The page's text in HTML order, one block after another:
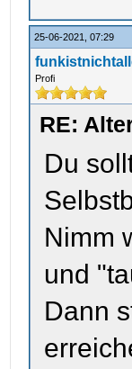
25-06-2021, 07:29
Profi
RE:
Du
Nimm
und
Dann